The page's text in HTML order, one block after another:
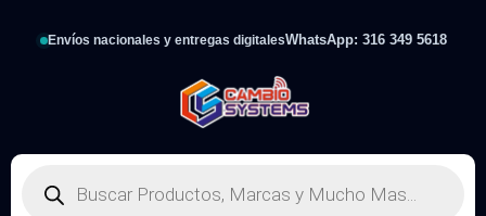
Envíos nacionales y entregas digitalesWhatsApp: 316 349 5618